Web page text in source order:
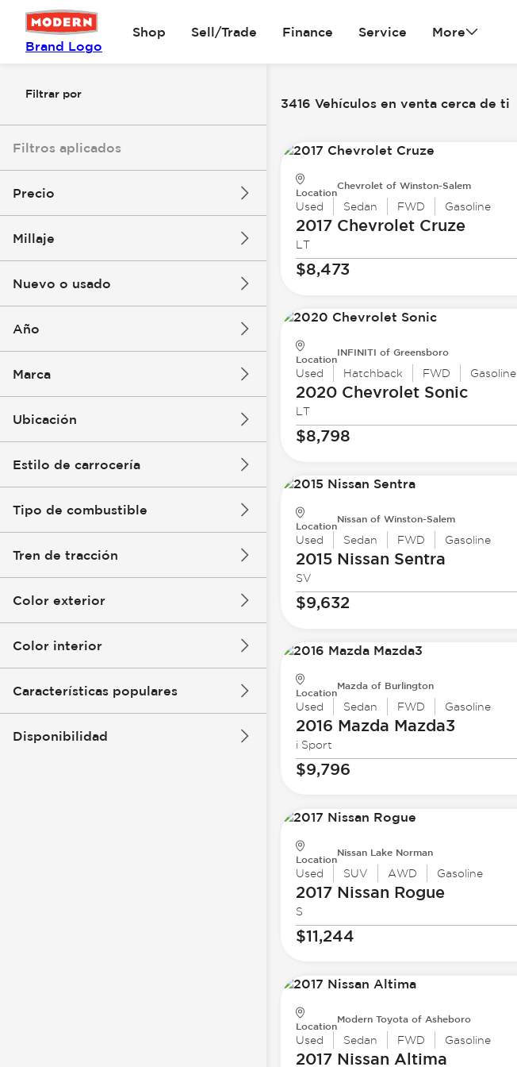
Brand Logo
Shop Sell/Trade Finance Service More
Filtrar por
Filtros aplicados
Precio
Millaje
Nuevo o usado
Año
Marca
Ubicación
Estilo de carrocería
Tipo de combustible
Tren de tracción
Color exterior
Color interior
Características populares
Disponibilidad
3416 Vehículos en venta cerca de ti
Location
Chevrolet of Winston-Salem
Used Sedan FWD Gasoline
2017 ChevroletCruze
LT
$8,473
Location
INFINITI of Greensboro
Used Hatchback FWD Gasoline
2020 ChevroletSonic
LT
$8,798
Location
Nissan of Winston-Salem
Used Sedan FWD Gasoline
2015 Nissan Sentra
SV
$9,632
Location
Mazda of Burlington
Used Sedan FWD Gasoline
2016 Mazda Mazda3
i Sport
$9,796
Location
Nissan Lake Norman
Used SUV AWD Gasoline
2017 Nissan Rogue
S
$11,244
Location
Modern Toyota of Asheboro
Used Sedan FWD Gasoline
2017 Nissan Altima